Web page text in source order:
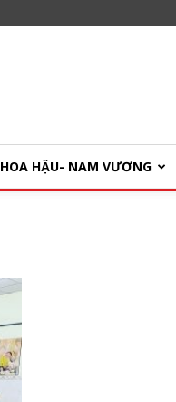
HOA HẬU- NAM VƯƠNG